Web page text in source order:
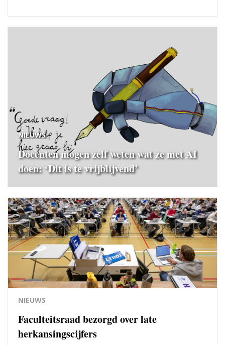
NIEUWS
Docenten mogen zelf weten wat ze met AI
doen: ‘Dit is te vrijblijvend’
NIEUWS
Faculteitsraad bezorgd over late
herkansingscijfers